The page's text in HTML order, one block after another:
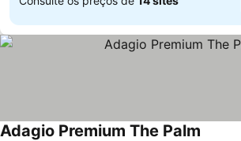
Adagio Premium The Palm